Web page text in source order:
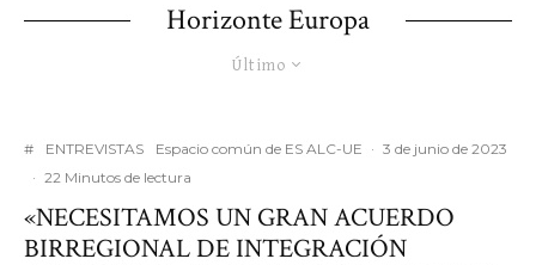
Horizonte Europa
Último
# ENTREVISTAS Espacio común de ES ALC-UE · 3 de junio de 2023
· 22 Minutos de lectura
«NECESITAMOS UN GRAN ACUERDO
BIRREGIONAL DE INTEGRACIÓN